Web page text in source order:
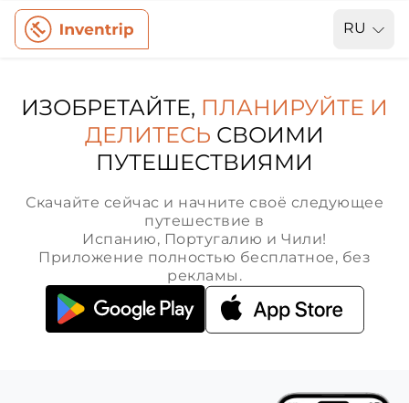
RU
ИЗОБРЕТАЙТЕ, ПЛАНИРУЙТЕ И
ДЕЛИТЕСЬ СВОИМИ
ПУТЕШЕСТВИЯМИ
Скачайте сейчас и начните своё следующее
путешествие в
Испанию, Португалию и Чили!
Приложение полностью бесплатное, без
рекламы.